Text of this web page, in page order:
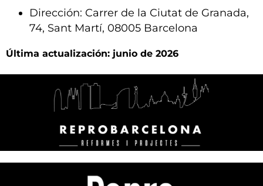
Dirección: Carrer de la Ciutat de Granada,
74, Sant Martí, 08005 Barcelona
Última actualización: junio de 2026